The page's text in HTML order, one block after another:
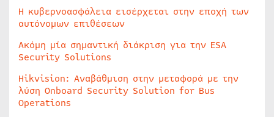
Η κυβερνοασφάλεια εισέρχεται στην εποχή των
αυτόνομων επιθέσεων
Ακόμη μία σημαντική διάκριση για την ESA
Security Solutions
Hikvision: Αναβάθμιση στην μεταφορά με την
λύση Onboard Security Solution for Bus
Operations